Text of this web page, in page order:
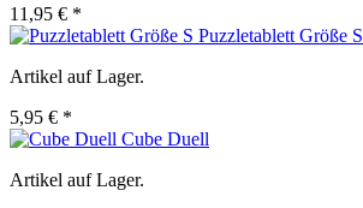
11,95 € *
Puzzletablett Größe S
Artikel auf Lager.
5,95 € *
Cube Duell
Artikel auf Lager.